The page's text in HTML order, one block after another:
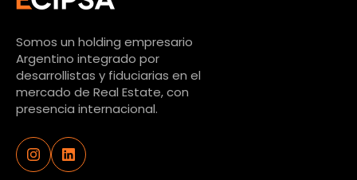
Somos un holding empresario
Argentino integrado por
desarrollistas y fiduciarias en el
mercado de Real Estate, con
presencia internacional.